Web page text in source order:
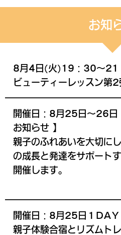
お知
8月4日(火)19：30～21
ビューティーレッスン第
開催日：8月25日～26日
お知らせ 】
親子のふれあいを大切に
の成長と発達をサポート
開催します。
開催日：8月25日１
親子体験合宿とリズムト